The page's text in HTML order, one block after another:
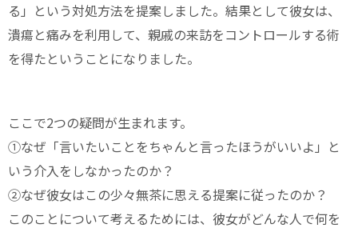
る」という対処方法を提案しました。結果として彼女は、
潰瘍と痛みを利用して、親戚の来訪をコントロールする術
を得たということになりました。
ここで2つの疑問が生まれます。
①なぜ「言いたいことをちゃんと言ったほうがいいよ」と
いう介入をしなかったのか？
②なぜ彼女はこの少々無茶に思える提案に従ったのか？
このことについて考えるためには、彼女がどんな人で何を